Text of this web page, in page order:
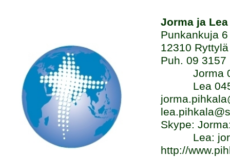
Jorma ja
Punkankuja 6
12310 Ryttylä
Puh. 09 3157
Jorma
Lea 045
Skype:
Lea:
http://